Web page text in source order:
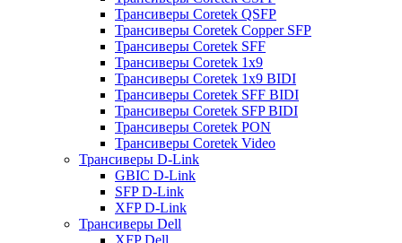
Трансиверы Coretek QSFP
Трансиверы Coretek Copper SFP
Трансиверы Coretek SFF
Трансиверы Coretek 1x9
Трансиверы Coretek 1x9 BIDI
Трансиверы Coretek SFF BIDI
Трансиверы Coretek SFP BIDI
Трансиверы Coretek PON
Трансиверы Coretek Video
Трансиверы D-Link
GBIC D-Link
SFP D-Link
XFP D-Link
Трансиверы Dell
XFP Dell